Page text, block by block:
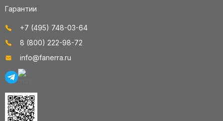
Гарантии
+7 (495) 748-03-64
8 (800) 222-98-72
info@fanerra.ru